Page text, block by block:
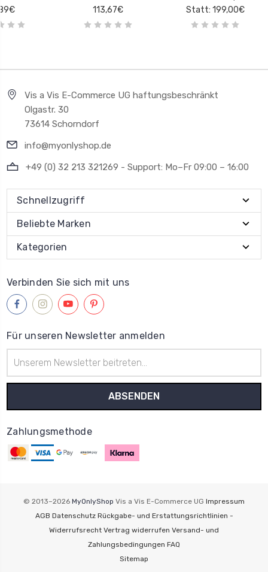
113,67€
Statt: 199,00€
Vis a Vis E-Commerce UG haftungsbeschränkt
Olgastr. 30
73614 Schorndorf
info@myonlyshop.de
+49 (0) 32 213 321269 - Support: Mo–Fr 09:00 – 16:00
Schnellzugriff
Beliebte Marken
Kategorien
Verbinden Sie sich mit uns
Für unseren Newsletter anmelden
Mail-
Adresse
Zahlungsmethode
© 2013–2026 MyOnlyShop Vis a Vis E-Commerce UG Impressum
AGB Datenschutz Rückgabe- und Erstattungsrichtlinien -
Widerrufsrecht Vertrag widerrufen Versand- und
Zahlungsbedingungen FAQ
Sitemap